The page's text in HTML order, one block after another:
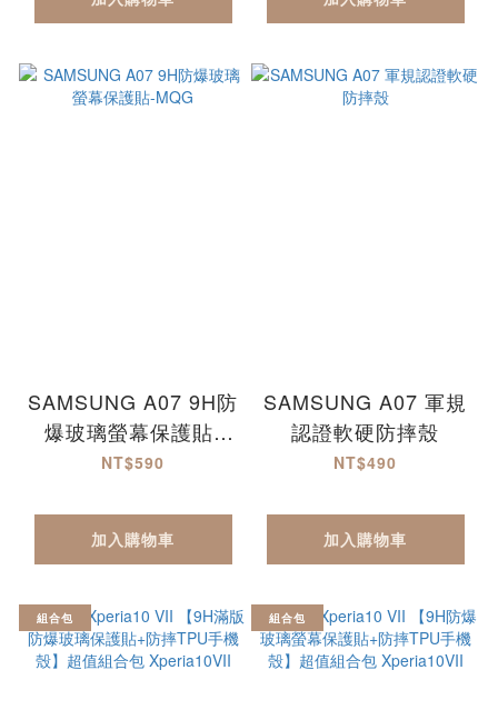
SAMSUNG A07 9H防
爆玻璃螢幕保護貼-
MQG
NT$590
加入購物車
SAMSUNG A07 軍規
認證軟硬防摔殼
NT$490
加入購物車
組合包 組合包